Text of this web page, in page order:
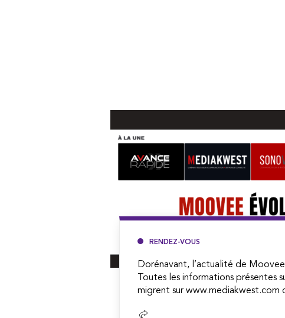
RENDEZ-VOUS
Dorénavant, l’actualité de
Toutes les informations présentes
migrent sur www.mediakwest.com
Lire